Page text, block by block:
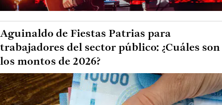
Aguinaldo de Fiestas Patrias para
trabajadores del sector público: ¿Cuáles son
los montos de 2026?